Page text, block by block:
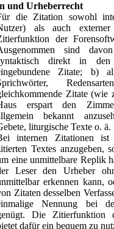
und Urheberrecht
die Zitation sowohl
als auch
der
sind
direkt in den
Zitate; b)
Zitate
erspart den
bekannt
liturgische Texte o. ä.
internen Zitationen ist
Textes anzugeben,
eine unmittelbare Replik
Leser den Urheber
erkennen kann,
Zitaten desselben
Nennung bei
Die Zitierfunktion
dafür ein bequem zu